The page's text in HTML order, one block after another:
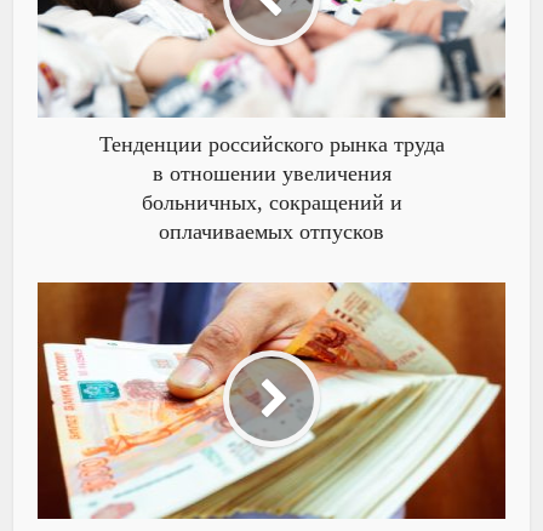
Тенденции российского рынка труда
в отношении увеличения
больничных, сокращений и
оплачиваемых отпусков